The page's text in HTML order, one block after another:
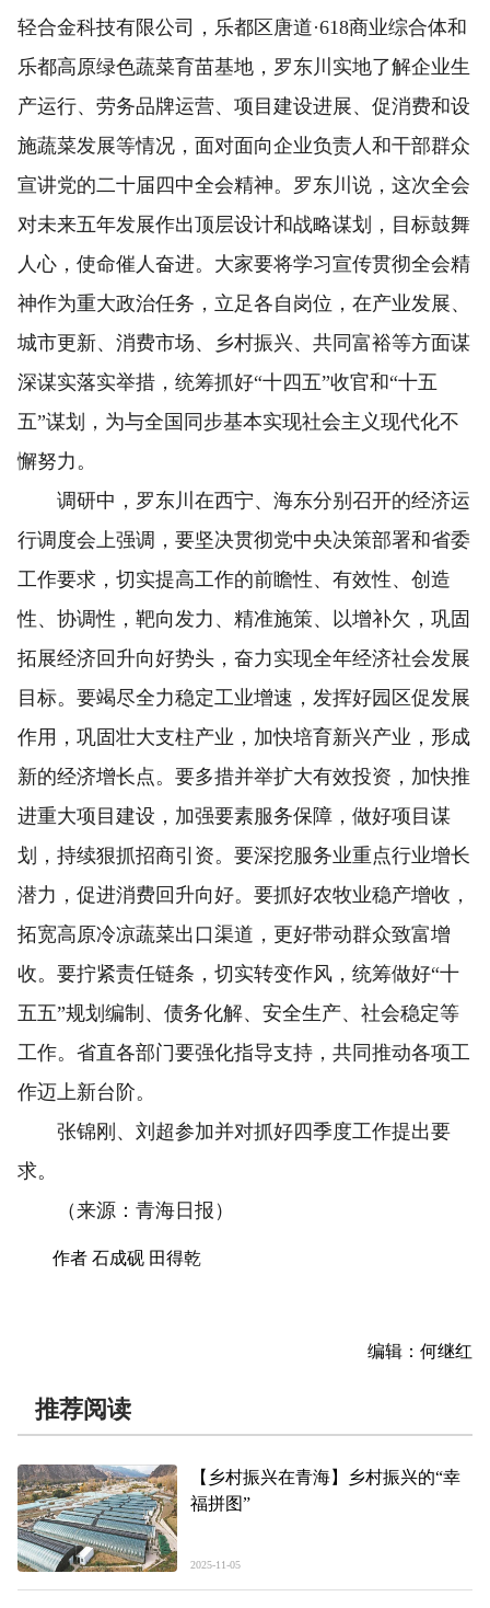
轻合金科技有限公司，乐都区唐道·618商业综合体和
乐都高原绿色蔬菜育苗基地，罗东川实地了解企业生
产运行、劳务品牌运营、项目建设进展、促消费和设
施蔬菜发展等情况，面对面向企业负责人和干部群众
宣讲党的二十届四中全会精神。罗东川说，这次全会
对未来五年发展作出顶层设计和战略谋划，目标鼓舞
人心，使命催人奋进。大家要将学习宣传贯彻全会精
神作为重大政治任务，立足各自岗位，在产业发展、
城市更新、消费市场、乡村振兴、共同富裕等方面谋
深谋实落实举措，统筹抓好“十四五”收官和“十五
五”谋划，为与全国同步基本实现社会主义现代化不
懈努力。
调研中，罗东川在西宁、海东分别召开的经济运
行调度会上强调，要坚决贯彻党中央决策部署和省委
工作要求，切实提高工作的前瞻性、有效性、创造
性、协调性，靶向发力、精准施策、以增补欠，巩固
拓展经济回升向好势头，奋力实现全年经济社会发展
目标。要竭尽全力稳定工业增速，发挥好园区促发展
作用，巩固壮大支柱产业，加快培育新兴产业，形成
新的经济增长点。要多措并举扩大有效投资，加快推
进重大项目建设，加强要素服务保障，做好项目谋
划，持续狠抓招商引资。要深挖服务业重点行业增长
潜力，促进消费回升向好。要抓好农牧业稳产增收，
拓宽高原冷凉蔬菜出口渠道，更好带动群众致富增
收。要拧紧责任链条，切实转变作风，统筹做好“十
五五”规划编制、债务化解、安全生产、社会稳定等
工作。省直各部门要强化指导支持，共同推动各项工
作迈上新台阶。
张锦刚、刘超参加并对抓好四季度工作提出要
求。
（来源：青海日报）
作者 石成砚 田得乾
编辑：何继红
推荐阅读
【乡村振兴在青海】乡村振兴的“幸
福拼图”
2025-11-05